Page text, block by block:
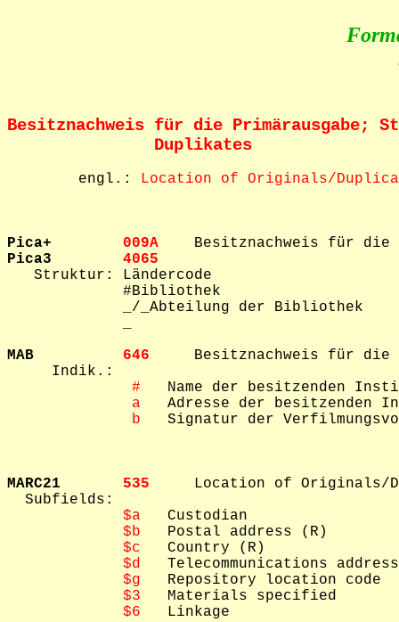
Besitznachweis für die Primärausgabe;
               Duplikates
        engl.:
Location of Originals/
Pica+ 009A
Pica3 4065
Struktur: Ländercode
             #Bibliothek
             _/_Abteilung der Bibliothek
MAB 646 Besitznachweis für die
     Indik.:
#
Name der besitzenden
a
Adresse der besitzenden
b
Signatur der
MARC21 535 Location of Originals/
  Subfields:
$a
   Custodian
$b
   Postal address (R)
$c
   Country (R)
$d
Telecommunications
$g
   Repository location code
$3
   Materials specified
$6
   Linkage